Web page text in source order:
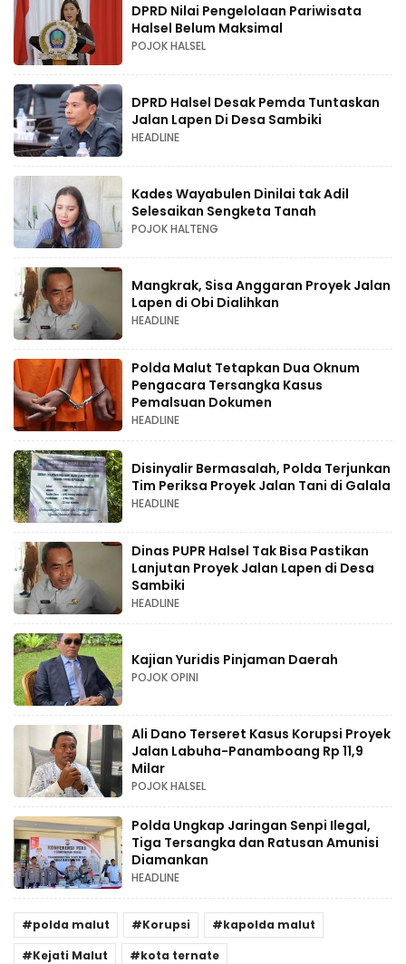
DPRD Nilai Pengelolaan Pariwisata
Halsel Belum Maksimal
POJOK HALSEL
DPRD Halsel Desak Pemda Tuntaskan
Jalan Lapen Di Desa Sambiki
HEADLINE
Kades Wayabulen Dinilai tak Adil
Selesaikan Sengketa Tanah
POJOK HALTENG
Mangkrak, Sisa Anggaran Proyek Jalan
Lapen di Obi Dialihkan
HEADLINE
Polda Malut Tetapkan Dua Oknum
Pengacara Tersangka Kasus
Pemalsuan Dokumen
HEADLINE
Disinyalir Bermasalah, Polda Terjunkan
Tim Periksa Proyek Jalan Tani di Galala
HEADLINE
Dinas PUPR Halsel Tak Bisa Pastikan
Lanjutan Proyek Jalan Lapen di Desa
Sambiki
HEADLINE
Kajian Yuridis Pinjaman Daerah
POJOK OPINI
Ali Dano Terseret Kasus Korupsi Proyek
Jalan Labuha-Panamboang Rp 11,9
Milar
POJOK HALSEL
Polda Ungkap Jaringan Senpi Ilegal,
Tiga Tersangka dan Ratusan Amunisi
Diamankan
HEADLINE
polda malut Korupsi
kapolda malut
Kejati Malut
kota ternate